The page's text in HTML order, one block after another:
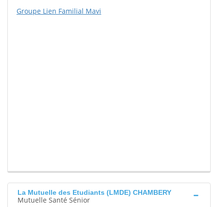
Groupe Lien Familial Mavi
La Mutuelle des Etudiants (LMDE) CHAMBERY
Mutuelle Santé Sénior